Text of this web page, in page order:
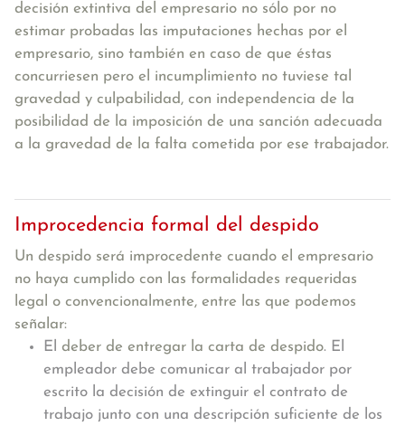
decisión extintiva del empresario no sólo por no
estimar probadas las imputaciones hechas por el
empresario, sino también en caso de que éstas
concurriesen pero el incumplimiento no tuviese tal
gravedad y culpabilidad, con independencia de la
posibilidad de la imposición de una sanción adecuada
a la gravedad de la falta cometida por ese trabajador.
Improcedencia formal del despido
Un despido será improcedente cuando el empresario
no haya cumplido con las formalidades requeridas
legal o convencionalmente, entre las que podemos
señalar:
El deber de entregar la carta de despido. El
empleador debe comunicar al trabajador por
escrito la decisión de extinguir el contrato de
trabajo junto con una descripción suficiente de los